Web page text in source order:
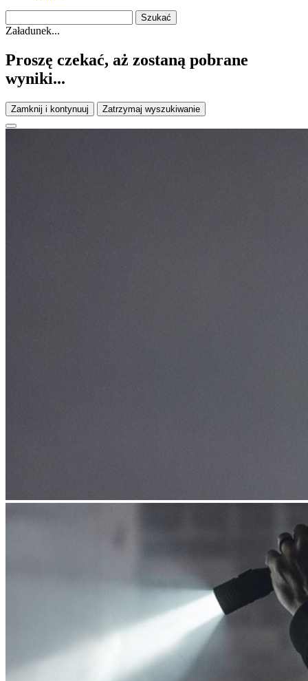
Załadunek...
Proszę czekać, aż zostaną pobrane
wyniki...
Zamknij i kontynuuj Zatrzymaj wyszukiwanie